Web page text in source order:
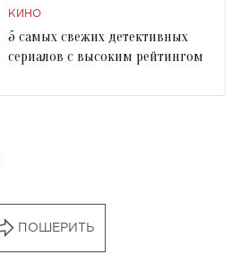
КИНО
5 самых свежих детективных
сериалов с высоким рейтингом
ПОШЕРИТЬ